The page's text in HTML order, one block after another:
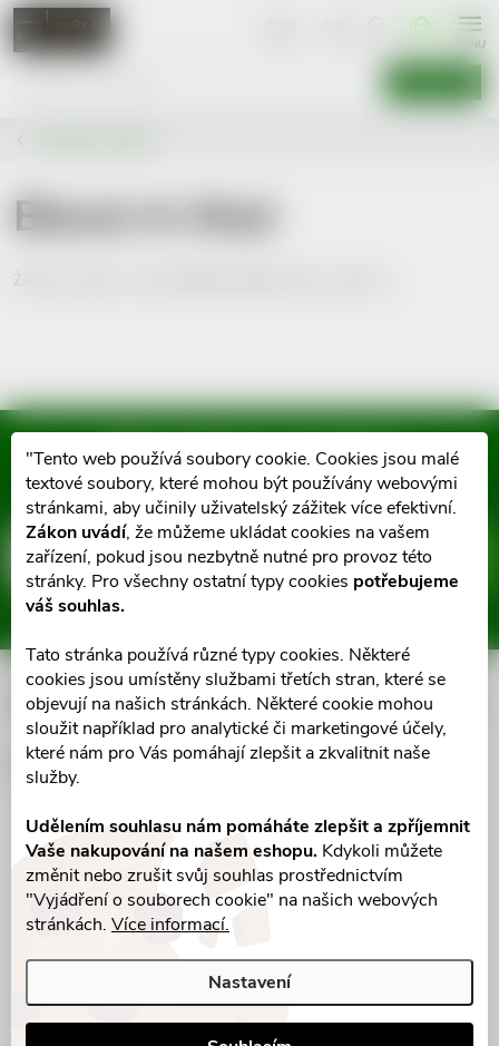
"Tento web používá soubory cookie. Cookies jsou malé
textové soubory, které mohou být používány webovými
stránkami, aby učinily uživatelský zážitek více efektivní.
Zákon uvádí, že můžeme ukládat cookies na vašem
zařízení, pokud jsou nezbytně nutné pro provoz této
stránky. Pro všechny ostatní typy cookies potřebujeme
váš souhlas.
Tato stránka používá různé typy cookies. Některé
cookies jsou umístěny službami třetích stran, které se
objevují na našich stránkách. Některé cookie mohou
sloužit například pro analytické či marketingové účely,
které nám pro Vás pomáhají zlepšit a zkvalitnit naše
služby.
Udělením souhlasu nám pomáháte zlepšit a zpříjemnit
Vaše nakupování na našem eshopu. Kdykoli můžete
změnit nebo zrušit svůj souhlas prostřednictvím
"Vyjádření o souborech cookie" na našich webových
stránkách. Více informací.
Nastavení
Přejít
obsah
NÁKUPNÍ
Blend-A-Med
Žádné produkty značky
Z
p
a
Mějte přehled o novinkách
a slevách
E-mail
Vložením e-mailu souhlasíte s
ODEBÍRAT
Informace pro vás
Facebook